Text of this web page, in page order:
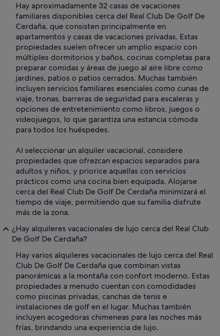
Hay aproximadamente 32 casas de vacaciones
familiares disponibles cerca del Real Club De Golf De
Cerdaña, que consisten principalmente en
apartamentos y casas de vacaciones privadas. Estas
propiedades suelen ofrecer un amplio espacio con
múltiples dormitorios y baños, cocinas completas para
preparar comidas y áreas de juego al aire libre como
jardines, patios o patios cerrados. Muchas también
incluyen servicios familiares esenciales como cunas de
viaje, tronas, barreras de seguridad para escaleras y
opciones de entretenimiento como libros, juegos o
videojuegos, lo que garantiza una estancia cómoda
para todos los huéspedes.
Al seleccionar un alquiler vacacional, considere
propiedades que ofrezcan espacios separados para
adultos y niños, y priorice aquellas con servicios
prácticos como una cocina bien equipada. Alojarse
cerca del Real Club De Golf De Cerdaña minimizará el
tiempo de viaje, permitiendo que su familia disfrute
más de la zona.
¿Hay alquileres vacacionales de lujo cerca del Real Club
De Golf De Cerdaña?
Hay varios alquileres vacacionales de lujo cerca del Real
Club De Golf De Cerdaña que combinan vistas
panorámicas a la montaña con confort moderno. Estas
propiedades a menudo cuentan con comodidades
como piscinas privadas, canchas de tenis e
instalaciones de golf en el lugar. Muchas también
incluyen acogedoras chimeneas para las noches más
frías, brindando una experiencia de lujo.